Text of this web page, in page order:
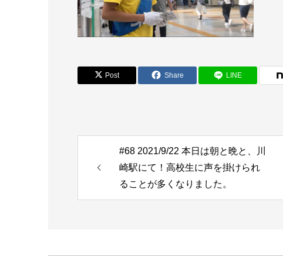
Post Share LINE
#68 2021/9/22 本日は朝と晩と、川
崎駅にて！高校生に声を掛けられ
ることが多くなりました。